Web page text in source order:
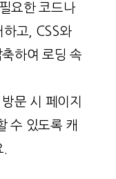
요한 코드나
하고, CSS와
하여 로딩 속
문 시 페이지
수 있도록 캐